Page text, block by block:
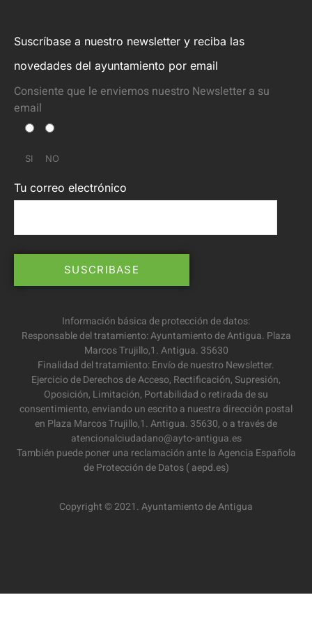
Suscríbase a nuestro newsletter y reciba las
novedades del ayuntamiento por email
Consiente que le enviemos nuestro Newsletter a su
email
SI NO
Tu correo electrónico
Información básica de protección de datos:
Responsable del tratamiento: Ayuntamiento de Antigua. Plaza
Marcos Trujillo,1. Antigua. 35630
Finalidad del tratamiento: Envío de nuestro Newsletter.
Ejercicio de Derechos de Acceso, Rectificación, Supresión,
Oposición, Limitación, Portabilidad o retirada de su
consentimiento, enviando un escrito a nuestra dirección postal
en Plaza Marcos Trujillo,1. Antigua. 35630, o a través de
atencionalciudadano@ayto-antigua.es
También puede poner una reclamación ante la Agencia Española
de Protección de Datos ( aepd.es)
Copyright © 2021. Ayuntamiento de Antigua